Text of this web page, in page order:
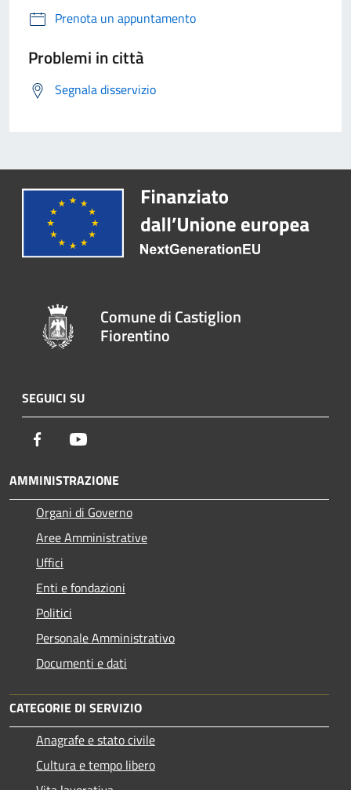
Prenota un appuntamento
Problemi in città
Segnala disservizio
Comune di Castiglion
Fiorentino
SEGUICI SU
Facebook
AMMINISTRAZIONE
Organi di Governo
Aree Amministrative
Uffici
Enti e fondazioni
Politici
Personale Amministrativo
Documenti e dati
CATEGORIE DI SERVIZIO
Anagrafe e stato civile
Cultura e tempo libero